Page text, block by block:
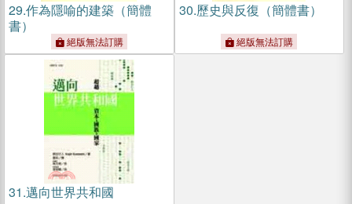
29.作為隱喻的建築（簡體
書）
絕版無法訂購
30.歷史與反復（簡體書）
絕版無法訂購
31.邁向世界共和國